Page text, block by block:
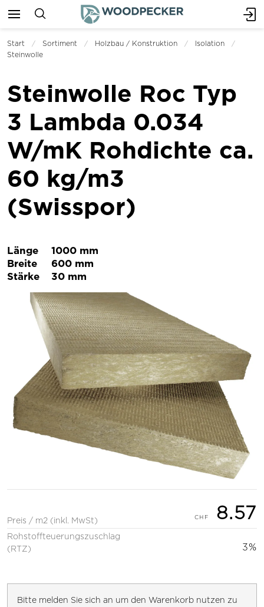
Start Sortiment Holzbau / Konstruktion
Isolation
Steinwolle
Steinwolle Roc Typ
3 Lambda 0.034
W/mK Rohdichte ca.
60 kg/m3
(Swisspor)
Länge
1000 mm
Breite
600 mm
Stärke
30 mm
Preis / m2 (inkl. MwSt) 8.57
Rohstoffteuerungszuschlag
(RTZ)
3%
Bitte melden Sie sich an um den Warenkorb nutzen zu